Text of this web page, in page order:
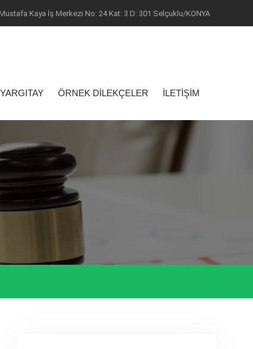
Kaya İş Merkezi No: 24 Kat: 3 D: 301 Selçuklu/KONYA
ÖRNEK DİLEKÇELER İLETİŞİM